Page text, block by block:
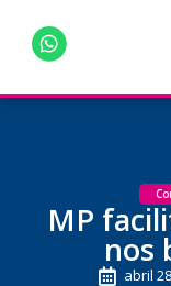
MP
nos
abril